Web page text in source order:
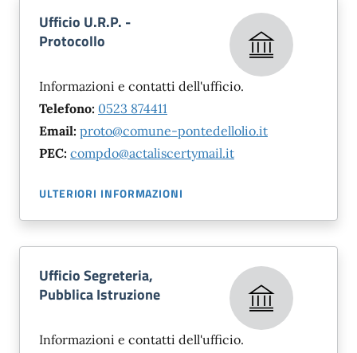
Ufficio U.R.P. -
Protocollo
Informazioni e contatti dell'ufficio.
Telefono: 0523 874411
Email: proto@comune-pontedellolio.it
PEC: compdo@actaliscertymail.it
ULTERIORI INFORMAZIONI
Ufficio Segreteria,
Pubblica Istruzione
Informazioni e contatti dell'ufficio.